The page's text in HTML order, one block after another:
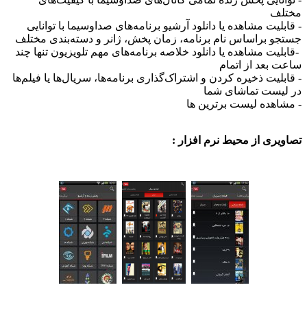
مشاهده یا دانلود آرشیو برنامه‌های صداوسیما با توانایی
براساس نام برنامه، زمان پخش، ژانر و دسته‌بندی مختلف
مشاهده یا دانلود خلاصه برنامه‌های مهم تلویزیون تنها چند
از اتمام
ذخیره کردن و اشتراک‌گذاری برنامه‌ها، سریال‌ها یا فیلم‌ها
تماشای شما
لیست برترین ها
از محیط نرم افزار :